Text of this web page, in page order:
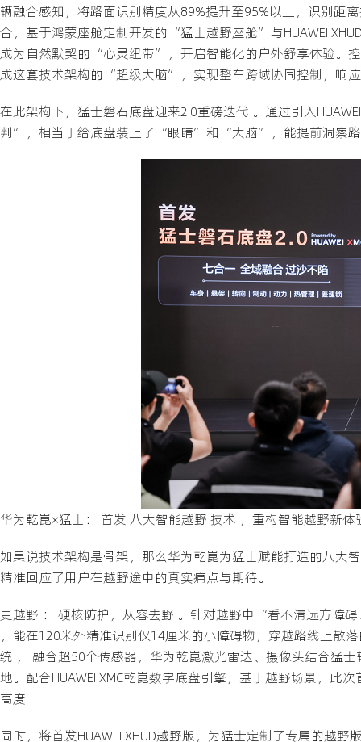
辆融合感知，将路面识别精度从89%提升至95%以上，识别
合，基于鸿蒙座舱定制开发的“猛士越野座舱”与HUAWEI
成为自然默契的“心灵纽带”，开启智能化的户外舒享体验。
成这套技术架构的“超级大脑”，实现整车跨域协同控制，响
在此架构下，猛士磐石底盘迎来2.0重磅迭代 。通过引入
判”，相当于给底盘装上了“眼睛”和“大脑”，能提前洞察路
华为乾崑×猛士： 首发 八大智能越野 技术 ，重构智能越野新体
如果说技术架构是骨架，那么华为乾崑为猛士赋能打造的八
精准回应了用户在越野途中的真实痛点与期待。
更越野 ： 硬核防护，从容去野 。针对越野中“看不清远方障
，能在120米外精准识别仅14厘米的小障碍物，穿越路线上散
统 ， 融合超50个传感器，华为乾崑激光雷达、摄像头结合猛
地。配合HUAWEI XMC乾崑数字底盘引擎，基于越野场景，此
高度
同时，将首发HUAWEI XHUD越野版，为猛士定制了专属的越